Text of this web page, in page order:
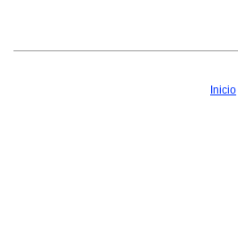
Inicio